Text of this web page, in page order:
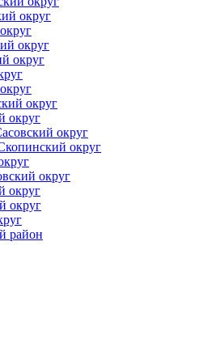
округ
округ
округ
округ
округ
округ
округ
округ
округ
округ
район